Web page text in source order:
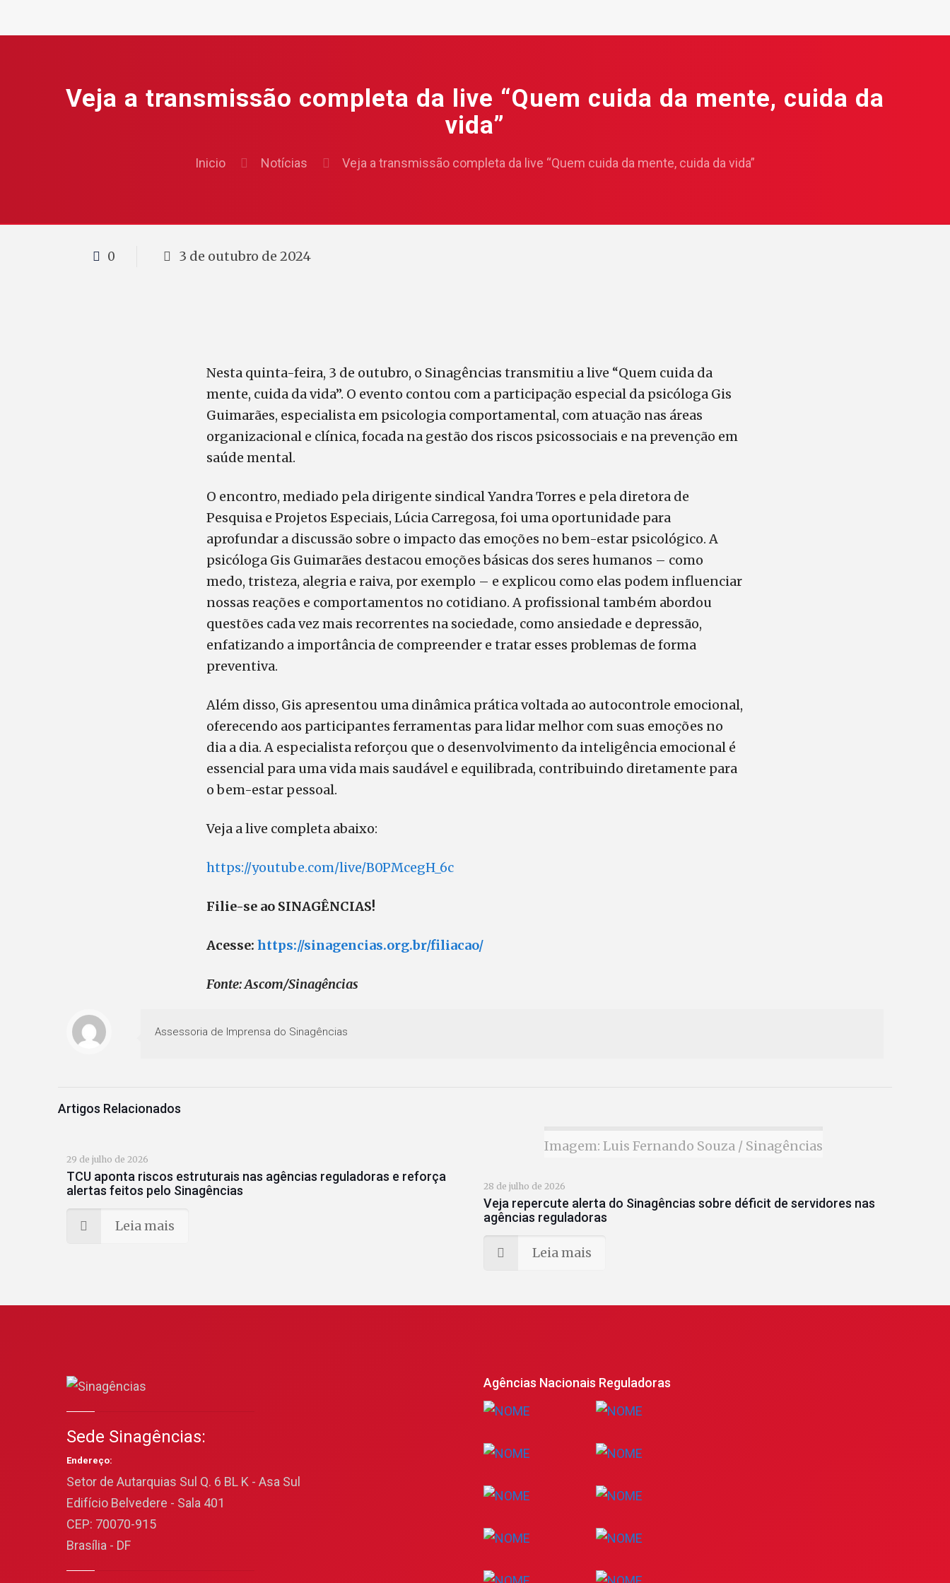
Veja a transmissão completa da live “Quem cuida da mente, cuida da
vida”
Inicio Notícias Veja a transmissão completa da live “Quem cuida da mente, cuida da vida”
0 3 de outubro de 2024
Nesta quinta-feira, 3 de outubro, o Sinagências transmitiu a live “Quem cuida da
mente, cuida da vida”. O evento contou com a participação especial da psicóloga Gis
Guimarães, especialista em psicologia comportamental, com atuação nas áreas
organizacional e clínica, focada na gestão dos riscos psicossociais e na prevenção em
saúde mental.
O encontro, mediado pela dirigente sindical Yandra Torres e pela diretora de
Pesquisa e Projetos Especiais, Lúcia Carregosa, foi uma oportunidade para
aprofundar a discussão sobre o impacto das emoções no bem-estar psicológico. A
psicóloga Gis Guimarães destacou emoções básicas dos seres humanos – como
medo, tristeza, alegria e raiva, por exemplo – e explicou como elas podem influenciar
nossas reações e comportamentos no cotidiano. A profissional também abordou
questões cada vez mais recorrentes na sociedade, como ansiedade e depressão,
enfatizando a importância de compreender e tratar esses problemas de forma
preventiva.
Além disso, Gis apresentou uma dinâmica prática voltada ao autocontrole emocional,
oferecendo aos participantes ferramentas para lidar melhor com suas emoções no
dia a dia. A especialista reforçou que o desenvolvimento da inteligência emocional é
essencial para uma vida mais saudável e equilibrada, contribuindo diretamente para
o bem-estar pessoal.
Veja a live completa abaixo:
https://youtube.com/live/B0PMcegH_6c
Filie-se ao SINAGÊNCIAS!
Acesse: https://sinagencias.org.br/filiacao/
Fonte: Ascom/Sinagências
Assessoria de Imprensa do Sinagências
Artigos Relacionados
29 de julho de 2026
TCU aponta riscos estruturais nas agências reguladoras e reforça
alertas feitos pelo Sinagências
Leia mais
Imagem: Luis Fernando Souza / Sinagências
28 de julho de 2026
Veja repercute alerta do Sinagências sobre déficit de servidores nas
agências reguladoras
Leia mais
Sede Sinagências:
Endereço:
Setor de Autarquias Sul Q. 6 BL K - Asa Sul
Edifício Belvedere - Sala 401
CEP: 70070-915
Brasília - DF
Agências Nacionais Reguladoras